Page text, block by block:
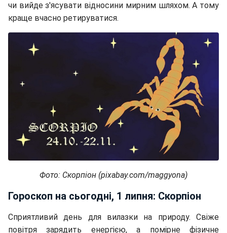
чи вийде з'ясувати відносини мирним шляхом. А тому
краще вчасно ретируватися.
Фото: Скорпіон (pixabay.com/maggyona)
Гороскоп на сьогодні, 1 липня: Скорпіон
Сприятливий день для вилазки на природу. Свіже
повітря зарядить енергією, а помірне фізичне